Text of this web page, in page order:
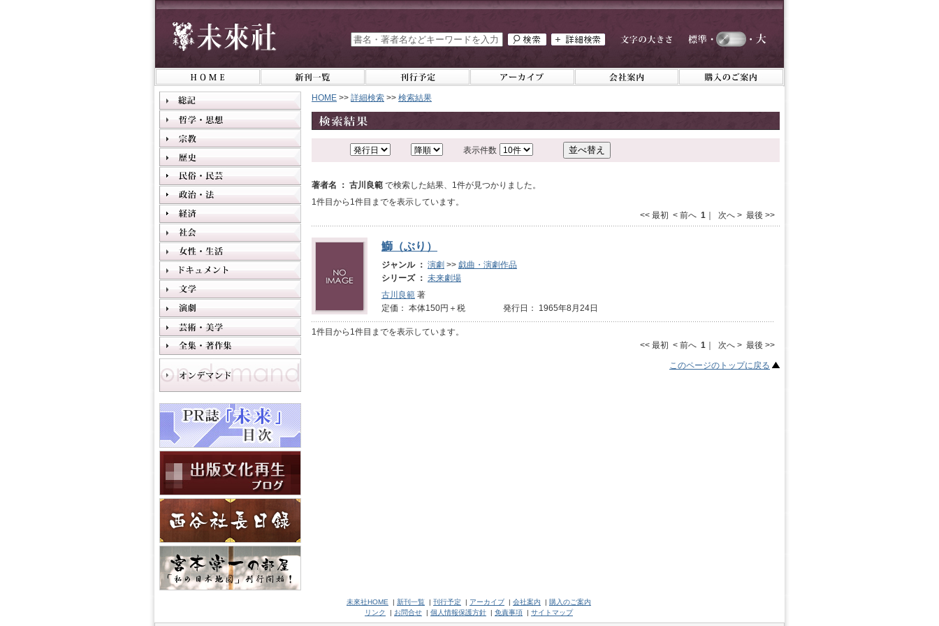
HOME >> 詳細検索 >> 検索結果
表示件数
著者名 ： 古川良範 で検索した結果、1件が見つかりました。
1件目から1件目までを表示しています。
<< 最初 < 前へ 1 ｜ 次へ > 最後 >>
鰤（ぶり）
ジャンル ： 演劇 >> 戯曲・演劇作品
シリーズ ： 未来劇場
古川良範 著
定価： 本体150円＋税 発行日： 1965年8月24日
1件目から1件目までを表示しています。
<< 最初 < 前へ 1 ｜ 次へ > 最後 >>
このページのトップに戻る
未來社HOME | 新刊一覧 | 刊行予定 | アーカイブ | 会社案内 | 購入のご案内
リンク
| お問合せ | 個人情報保護方針 | 免責事項 | サイトマップ